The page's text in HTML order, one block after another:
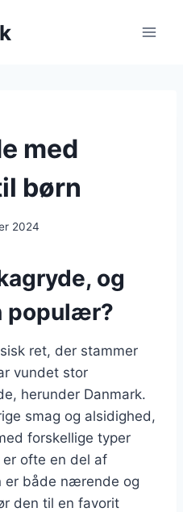
med
børn
2024
og
populær?
ret, der stammer
vundet stor
herunder Danmark.
smag og alsidighed,
forskellige typer
er ofte en del af
er både nærende og
den til en favorit